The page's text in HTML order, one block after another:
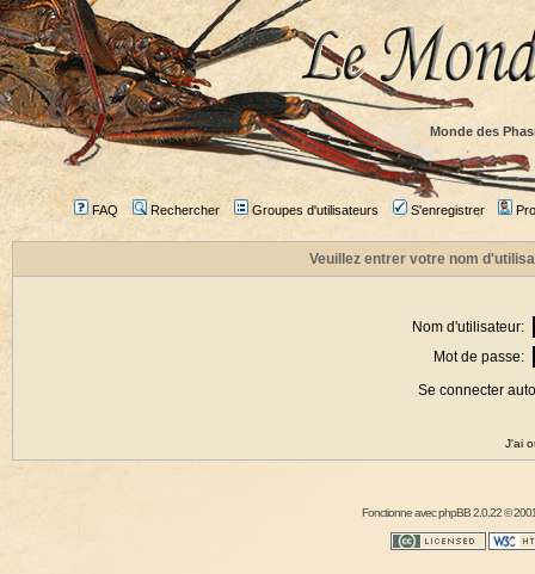
Monde des
FAQ Rechercher Groupes d'utilisateurs S'enregistrer
Veuillez entrer votre nom
Nom d'utilisateur:
Mot de passe:
Se connecter
J'ai
Fonctionne avecphpBB2.0.22 ©